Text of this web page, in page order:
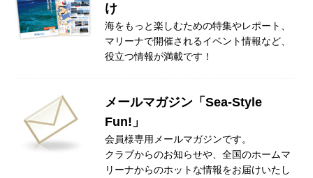
け
海をもっと楽しむための特集やレポート、
マリーナで開催されるイベント情報など、
役立つ情報が満載です！
メールマガジン「Sea-Style
Fun!」
会員様専用メールマガジンです。
クラブからのお知らせや、全国のホームマ
リーナからのホットな情報をお届けいたし